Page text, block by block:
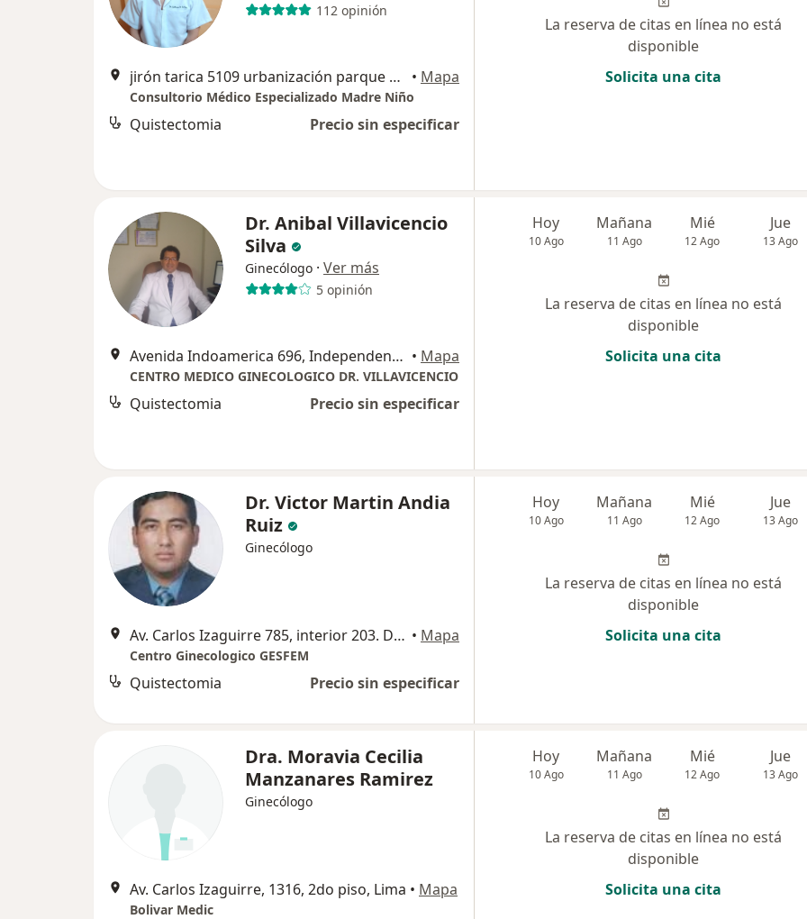
112 opinión
jirón tarica 5109 urbanización parque naranjal los olivos, Los Olivos • Mapa
Consultorio Médico Especializado Madre Niño
Quistectomia Precio sin especificar
La reserva de citas en línea no está
disponible
Solicita una cita
Dr. Anibal Villavicencio
Silva
Ginecólogo · Ver más
5 opinión
Avenida Indoamerica 696, Independencia • Mapa
CENTRO MEDICO GINECOLOGICO DR. VILLAVICENCIO
Quistectomia Precio sin especificar
Hoy
10 Ago
Mañana
11 Ago
Mié
12 Ago
Jue
13 Ago
La reserva de citas en línea no está
disponible
Solicita una cita
Dr. Victor Martin Andia
Ruiz
Ginecólogo
Av. Carlos Izaguirre 785, interior 203. Distrito Los Olivos , Lima • Mapa
Centro Ginecologico GESFEM
Quistectomia Precio sin especificar
Hoy
10 Ago
Mañana
11 Ago
Mié
12 Ago
Jue
13 Ago
La reserva de citas en línea no está
disponible
Solicita una cita
Dra. Moravia Cecilia
Manzanares Ramirez
Ginecólogo
Av. Carlos Izaguirre, 1316, 2do piso, Lima • Mapa
Bolivar Medic
Hoy
10 Ago
Mañana
11 Ago
Mié
12 Ago
Jue
13 Ago
La reserva de citas en línea no está
disponible
Solicita una cita